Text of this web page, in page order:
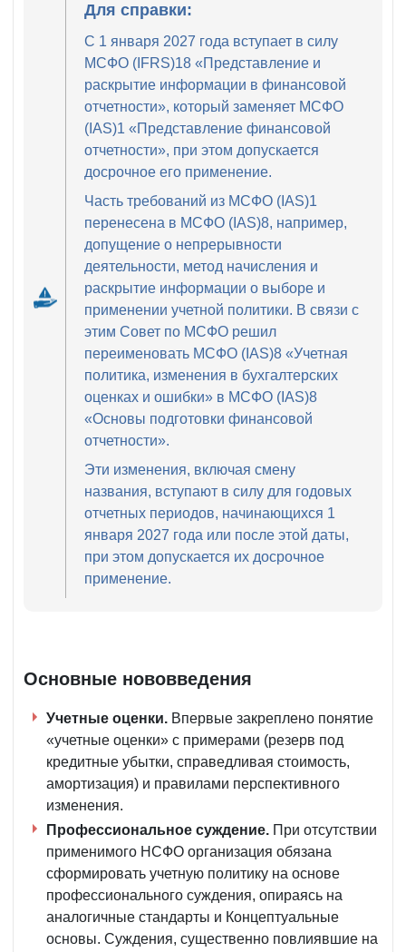
Для справки:
С 1 января 2027 года вступает в силу
МСФО (IFRS)18 «Представление и
раскрытие информации в финансовой
отчетности», который заменяет МСФО
(IAS)1 «Представление финансовой
отчетности», при этом допускается
досрочное его применение.
Часть требований из МСФО (IAS)1
перенесена в МСФО (IAS)8, например,
допущение о непрерывности
деятельности, метод начисления и
раскрытие информации о выборе и
применении учетной политики. В связи с
этим Совет по МСФО решил
переименовать МСФО (IAS)8 «Учетная
политика, изменения в бухгалтерских
оценках и ошибки» в МСФО (IAS)8
«Основы подготовки финансовой
отчетности».
Эти изменения, включая смену
названия, вступают в силу для годовых
отчетных периодов, начинающихся 1
января 2027 года или после этой даты,
при этом допускается их досрочное
применение.
Основные нововведения
Учетные оценки. Впервые закреплено понятие
«учетные оценки» с примерами (резерв под
кредитные убытки, справедливая стоимость,
амортизация) и правилами перспективного
изменения.
Профессиональное суждение. При отсутствии
применимого НСФО организация обязана
сформировать учетную политику на основе
профессионального суждения, опираясь на
аналогичные стандарты и Концептуальные
основы. Суждения, существенно повлиявшие на